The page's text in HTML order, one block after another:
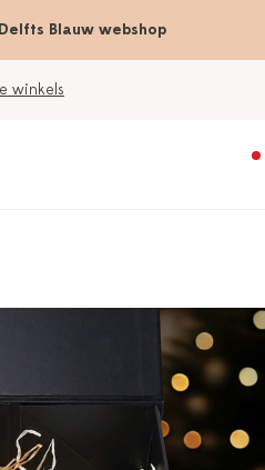
Blauw webshop
winkels